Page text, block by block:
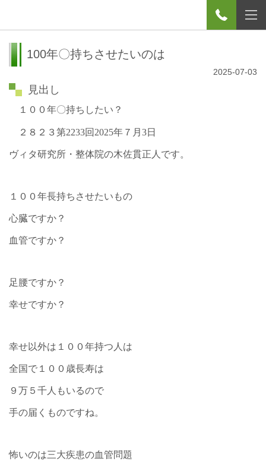
100年〇持ちさせたいのは
2025-07-03
見出し
１００年〇持ちしたい？
２８２３第2233回 2025年７月 3日
ヴィタ研究所・整体院の木佐貫正人です。
１００年長持ちさせたいもの
心臓ですか？
血管ですか？
足腰ですか？
幸せですか？
幸せ以外は１００年持つ人は
全国で１００歳長寿は
９万５千人もいるので
手の届くものですね。
怖いのは三大疾患の血管問題